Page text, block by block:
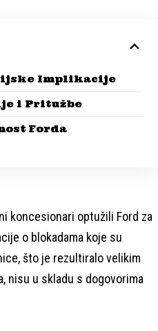
Implikacije
i Pritužbe
Forda
koncesionari optužili Ford za
o blokadama koje su
što je rezultiralo velikim
nisu u skladu s dogovorima